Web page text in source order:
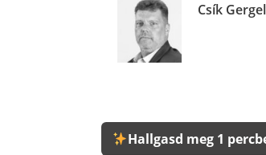
Csík
Hallgasd meg 1